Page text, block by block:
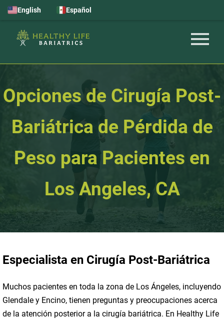
English Español
Opciones de Cirugía Post-
Bariátrica de Pérdida de
Peso para Pacientes en
Los Angeles, CA
Especialista en Cirugía Post-Bariátrica
Muchos pacientes en toda la zona de Los Ángeles, incluyendo
Glendale y Encino, tienen preguntas y preocupaciones acerca
de la atención posterior a la cirugía bariátrica. En Healthy Life